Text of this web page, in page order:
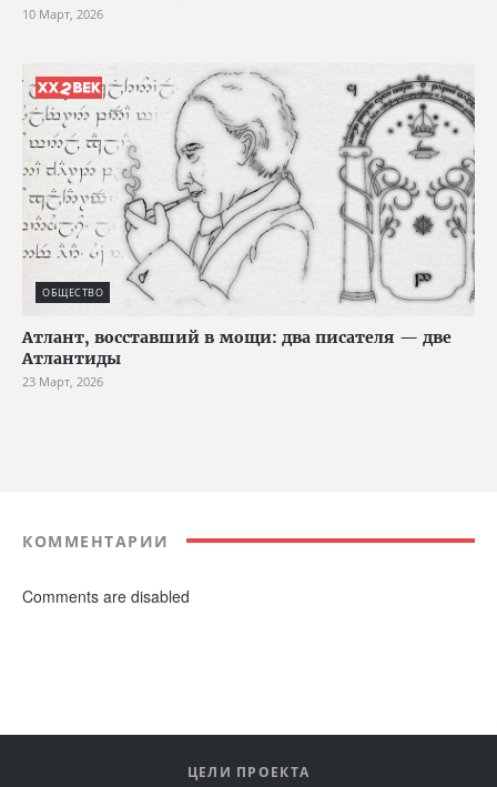
10 Март, 2026
ОБЩЕСТВО
Атлант, восставший в мощи: два писателя — две
Атлантиды
23 Март, 2026
КОММЕНТАРИИ
Comments are disabled
ЦЕЛИ ПРОЕКТА